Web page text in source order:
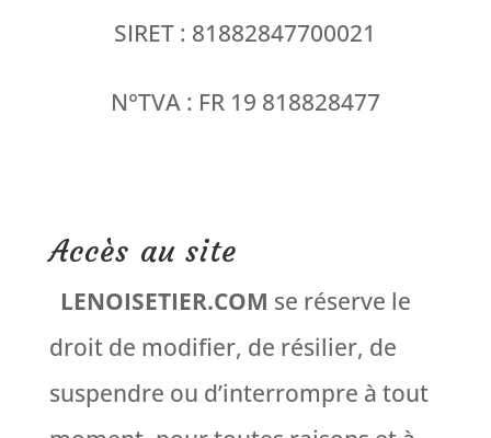
SIRET : 81882847700021
N°TVA : FR 19 818828477
Accès au site
LENOISETIER.COM se réserve le
droit de modifier, de résilier, de
suspendre ou d’interrompre à tout